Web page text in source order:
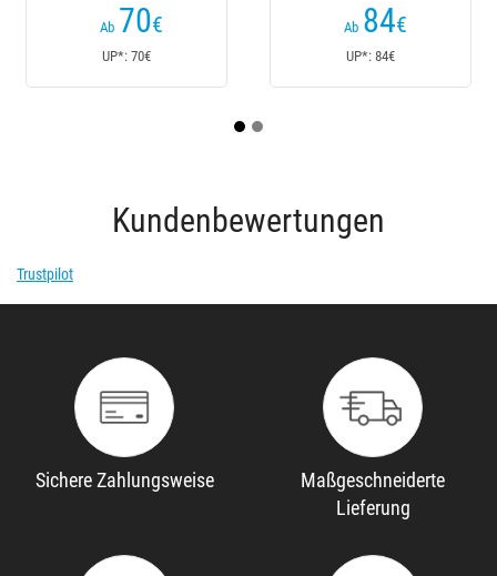
70€
UP*: 70€
84€
UP*: 84€
Kundenbewertungen
Trustpilot
Sichere Zahlungsweise
Maßgeschneiderte
Lieferung